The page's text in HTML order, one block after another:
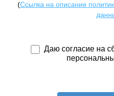
(Ссылка на описание
Даю согласие на